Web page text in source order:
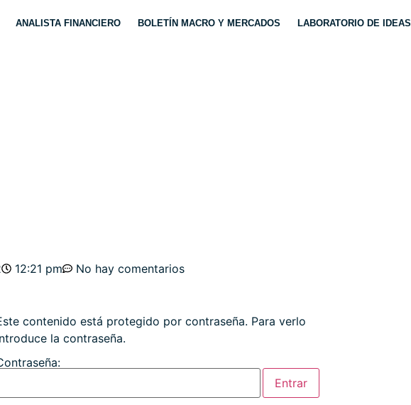
ANALISTA FINANCIERO BOLETÍN MACRO Y MERCADOS LABORATORIO DE IDEAS
12:21 pm No hay comentarios
contenido está protegido por contraseña. Para verlo
la contraseña.